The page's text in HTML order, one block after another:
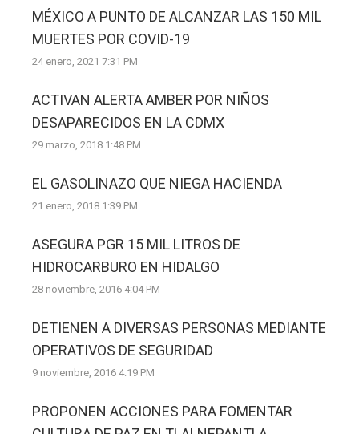
MÉXICO A PUNTO DE ALCANZAR LAS 150 MIL
MUERTES POR COVID-19
24 enero, 2021 7:31 PM
ACTIVAN ALERTA AMBER POR NIÑOS
DESAPARECIDOS EN LA CDMX
29 marzo, 2018 1:48 PM
EL GASOLINAZO QUE NIEGA HACIENDA
21 enero, 2018 1:39 PM
ASEGURA PGR 15 MIL LITROS DE
HIDROCARBURO EN HIDALGO
28 noviembre, 2016 4:04 PM
DETIENEN A DIVERSAS PERSONAS MEDIANTE
OPERATIVOS DE SEGURIDAD
9 noviembre, 2016 4:19 PM
PROPONEN ACCIONES PARA FOMENTAR